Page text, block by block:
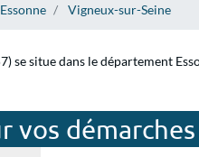
Essonne Vigneux-sur-Seine
se situe dans le département